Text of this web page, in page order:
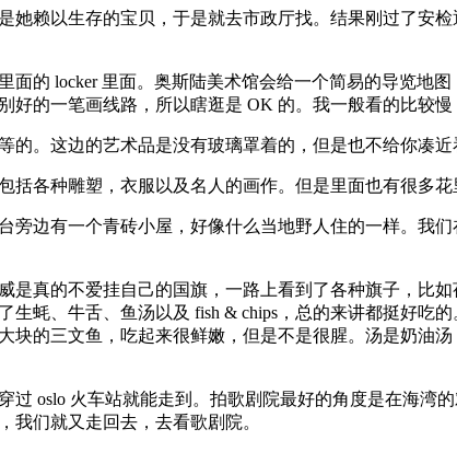
赖以生存的宝贝，于是就去市政厅找。结果刚过了安
的 locker 里面。奥斯陆美术馆会给一个简易的导览地
的一笔画线路，所以瞎逛是 OK 的。我一般看的比较
。这边的艺术品是没有玻璃罩着的，但是也不给你凑
各种雕塑，衣服以及名人的画作。但是里面也有很多花
边有一个青砖小屋，好像什么当地野人住的一样。我
是真的不爱挂自己的国旗，一路上看到了各种旗子，比
蚝、牛舌、鱼汤以及 fish & chips，总的来讲都挺好吃
的三文鱼，吃起来很鲜嫩，但是不是很腥。汤是奶油
oslo 火车站就能走到。拍歌剧院最好的角度是在海湾
我们就又走回去，去看歌剧院。